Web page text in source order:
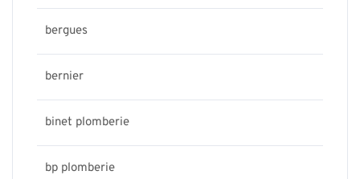
bergues
bernier
binet plomberie
bp plomberie